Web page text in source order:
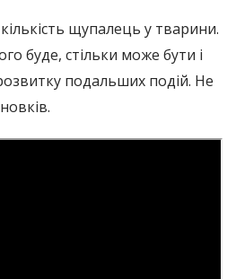
щупалець у тварини.
буде, стільки може бути і
подальших подій. Не